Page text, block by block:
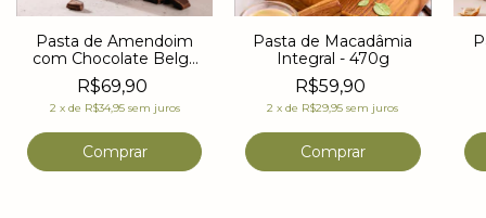
Pasta de Amendoim
com Chocolate Belga
Zero Açúcar - 470g
R$69,90
2 x de R$34,95 sem juros
Pasta de Macadâmia
Integral - 470g
R$59,90
2 xde R$29,95 sem juros